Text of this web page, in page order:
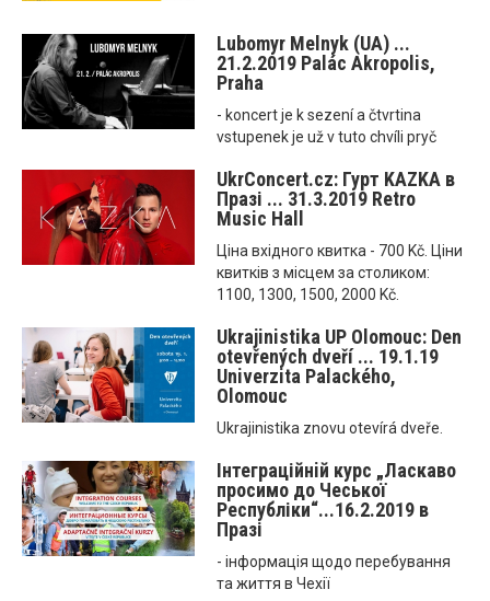
Lubomyr Melnyk (UA) ...
21.2.2019 Palác Akropolis,
Praha
- koncert je k sezení a čtvrtina
vstupenek je už v tuto chvíli pryč
UkrConcert.cz: Гурт KAZKA в
Празі ... 31.3.2019 Retro
Music Hall
Ціна вхідного квитка - 700 Kč. Ціни
квитків з місцем за столиком:
1100, 1300, 1500, 2000 Kč.
Ukrajinistika UP Olomouc: Den
otevřených dveří ... 19.1.19
Univerzita Palackého,
Olomouc
Ukrajinistika znovu otevírá dveře.
Інтеграційнiй курс „Ласкаво
просимо до Чеської
Республіки“...16.2.2019 в
Празі
- інформація щодо перебування
та життя в Чехії